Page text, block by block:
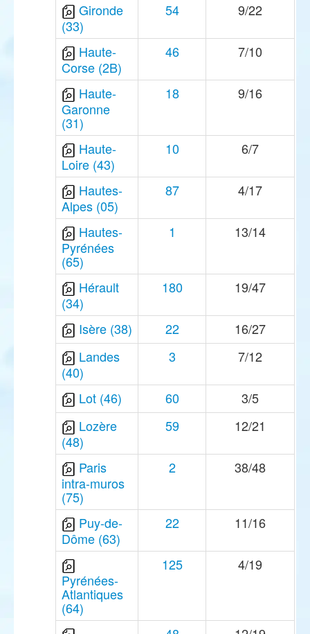
Gironde
(33)
54 9/22
Haute-
Corse (2B)
46 7/10
Haute-
Garonne
(31)
18 9/16
Haute-
Loire (43)
10 6/7
Hautes-
Alpes (05)
87 4/17
Hautes-
Pyrénées
(65)
1 13/14
Hérault
(34)
180 19/47
Isère (38) 22
16/27
Landes
(40)
3 7/12
Lot (46) 60
3/5
Lozère
(48)
59 12/21
Paris
intra-muros
(75)
2 38/48
Puy-de-
Dôme (63)
22 11/16
Pyrénées-
Atlantiques
(64)
125 4/19